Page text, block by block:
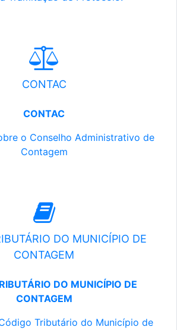
CONTAC
CONTAC
o Conselho Administrativo de
Contagem
DO MUNICÍPIO DE
CONTAGEM
DO MUNICÍPIO DE
CONTAGEM
Tributário do Município de